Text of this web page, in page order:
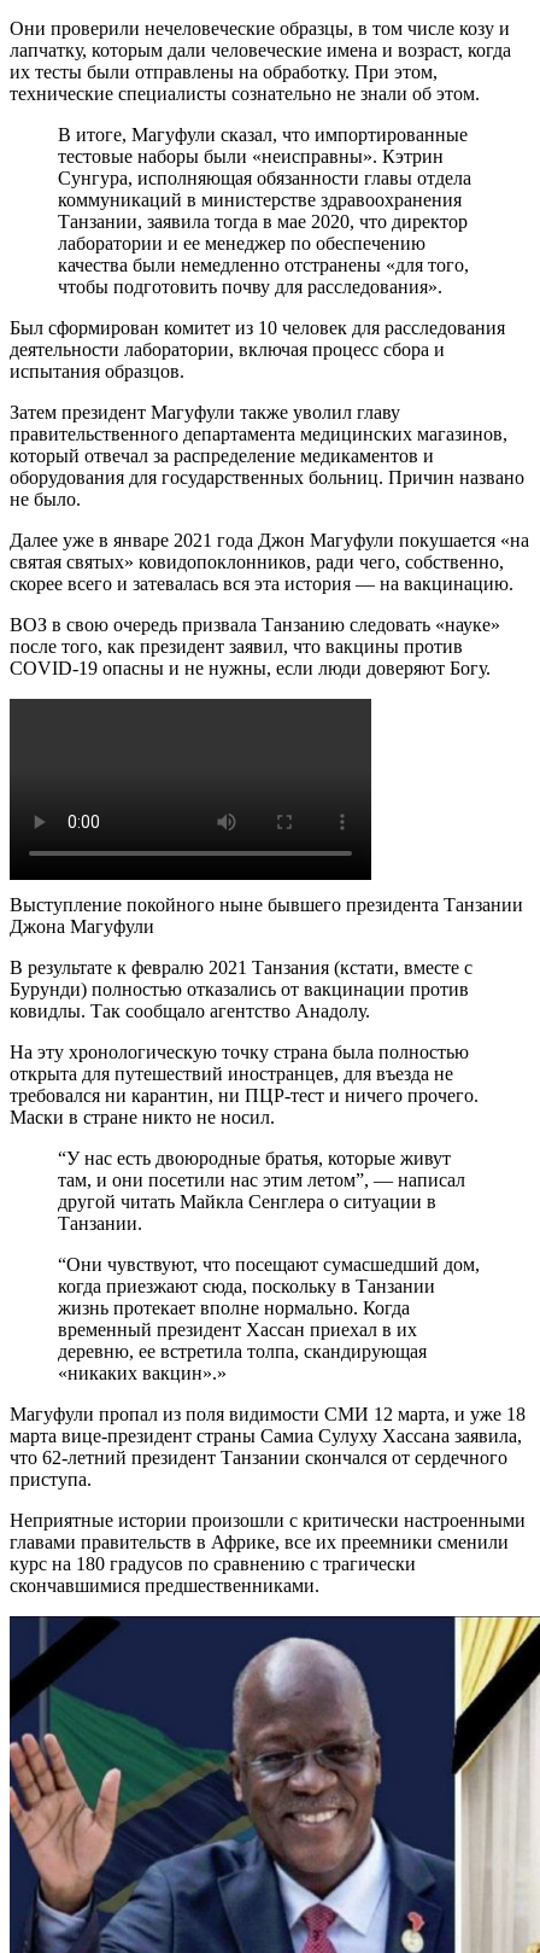
Они проверили нечеловеческие образцы, в том числе козу и
лапчатку, которым дали человеческие имена и возраст, когда
их тесты были отправлены на обработку. При этом,
технические специалисты сознательно не знали об этом.
В итоге, Магуфули сказал, что импортированные
тестовые наборы были «неисправны». Кэтрин
Сунгура, исполняющая обязанности главы отдела
коммуникаций в министерстве здравоохранения
Танзании, заявила тогда в мае 2020, что директор
лаборатории и ее менеджер по обеспечению
качества были немедленно отстранены «для того,
чтобы подготовить почву для расследования».
Был сформирован комитет из 10 человек для расследования
деятельности лаборатории, включая процесс сбора и
испытания образцов.
Затем президент Магуфули также уволил главу
правительственного департамента медицинских магазинов,
который отвечал за распределение медикаментов и
оборудования для государственных больниц. Причин названо
не было.
Далее уже в январе 2021 года Джон Магуфули покушается «на
святая святых» ковидопоклонников, ради чего, собственно,
скорее всего и затевалась вся эта история — на вакцинацию.
ВОЗ в свою очередь призвала Танзанию следовать «науке»
после того, как президент заявил, что вакцины против
COVID-19 опасны и не нужны, если люди доверяют Богу.
Выступление покойного ныне бывшего президента Танзании
Джона Магуфули
В результате к февралю 2021 Танзания (кстати, вместе с
Бурунди) полностью отказались от вакцинации против
ковидлы. Так сообщало агентство Анадолу.
На эту хронологическую точку страна была полностью
открыта для путешествий иностранцев, для въезда не
требовался ни карантин, ни ПЦР-тест и ничего прочего.
Маски в стране никто не носил.
“У нас есть двоюродные братья, которые живут
там, и они посетили нас этим летом”, — написал
другой читать Майкла Сенглера о ситуации в
Танзании.
“Они чувствуют, что посещают сумасшедший дом,
когда приезжают сюда, поскольку в Танзании
жизнь протекает вполне нормально. Когда
временный президент Хассан приехал в их
деревню, ее встретила толпа, скандирующая
«никаких вакцин».»
Магуфули пропал из поля видимости СМИ 12 марта, и уже 18
марта вице-президент страны Самиа Сулуху Хассана заявила,
что 62-летний президент Танзании скончался от сердечного
приступа.
Неприятные истории произошли с критически настроенными
главами правительств в Африке, все их преемники сменили
курс на 180 градусов по сравнению с трагически
скончавшимися предшественниками.